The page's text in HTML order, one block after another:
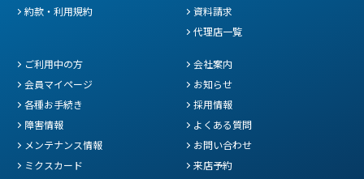
約款・利用規約
資料請求
代理店一覧
ご利用中の方
会員マイページ
各種お手続き
障害情報
メンテナンス情報
ミクスカード
会社案内
お知らせ
採用情報
よくある質問
お問い合わせ
来店予約